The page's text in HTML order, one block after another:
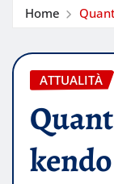
Home
ATTUALITÀ